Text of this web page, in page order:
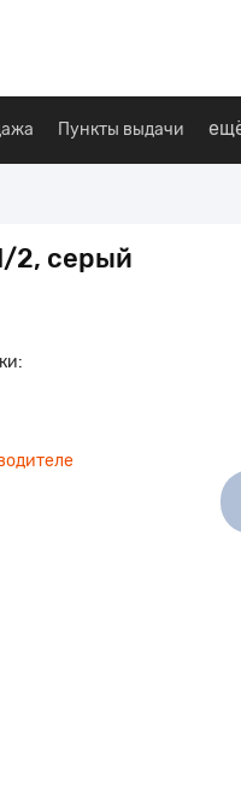
Пункты выдачи
2, серый